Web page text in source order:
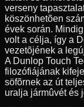
verseny
köszönhetõen
évek során.
volt a célja, így a
vezetõjének a
A Dunlop Touch
filozófiájának
söfõrnek az út
uralja jármûvét és